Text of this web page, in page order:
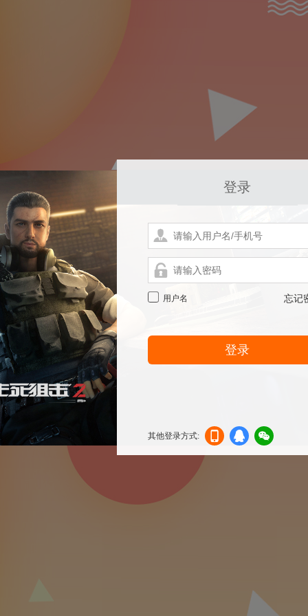
登录
用户名 忘记
登录
其他登录方式:
机登
登录
信登